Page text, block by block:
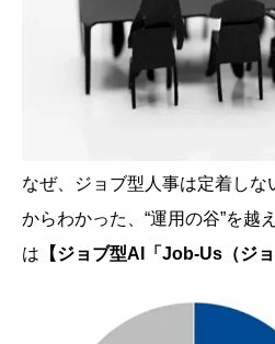
なぜ、ジョブ型人事は定着し
からわかった、“運用の谷”を越
は 【ジョブ型AI「Job-Us（ジョ